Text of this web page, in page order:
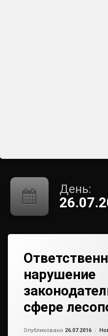
День:
нарушение
сфере
Опубликовано 26.07.2016